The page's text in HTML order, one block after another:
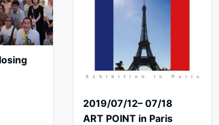
2019/07/12– 07/18
ART POINT in Paris